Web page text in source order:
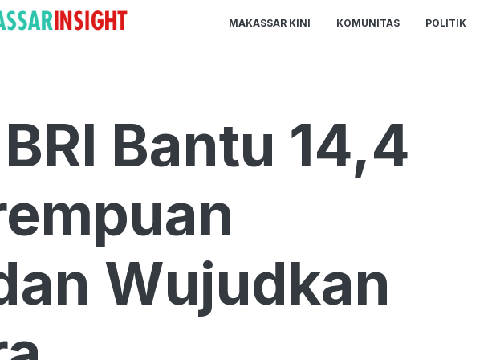
MAKASSAR KINI KOMUNITAS POLITIK
Bantu 14,4
Wujudkan